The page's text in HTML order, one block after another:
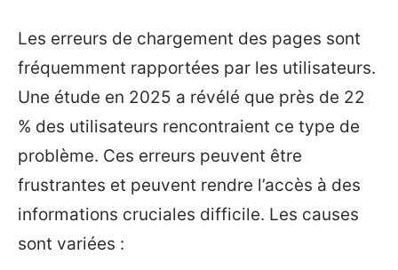
Les erreurs de chargement des pages sont
fréquemment rapportées par les utilisateurs.
Une étude en 2025 a révélé que près de 22
% des utilisateurs rencontraient ce type de
problème. Ces erreurs peuvent être
frustrantes et peuvent rendre l’accès à des
informations cruciales difficile. Les causes
sont variées :